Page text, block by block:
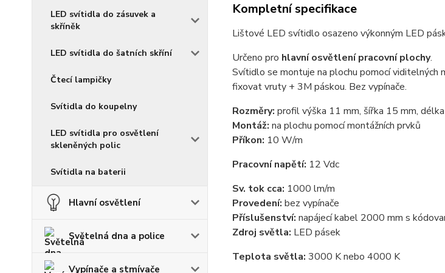
LED svítidla do zásuvek a
skříněk
LED svítidla do šatních skříní
Čtecí lampičky
Svítidla do koupelny
LED svítidla pro osvětlení
skleněných polic
Svítidla na baterii
Hlavní osvětlení
Světelná dna a police
Vypínače a stmívače
Kompletní specifikace
Lištové LED svítidlo osazeno výkonným LED
Určeno pro hlavní osvětlení pracovní plochy.
Svítidlo se montuje na plochu pomocí
fixovat vruty + 3M páskou. Bez vypínače.
Rozměry: profil výška 11 mm, šířka 15 mm,
Montáž: na plochu pomocí montážních prvků
Příkon: 10 W/m
Pracovní napětí: 12 Vdc
Sv. tok cca: 1000 lm/m
Provedení: bez vypínače
Příslušenství: napájecí kabel 2000 mm s
Zdroj světla: LED pásek
Teplota světla: 3000 K nebo 4000 K